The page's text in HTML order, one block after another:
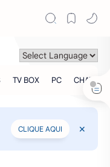
CLIQUE AQUI